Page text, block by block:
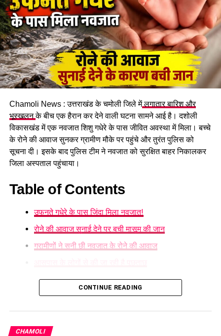
Chamoli News : उत्तराखंड के चमोली जिले मेंलगातार बारिश और
भूस्खलनके बीच एक हैरान कर देने वाली घटना सामने आई है। दशोली
विकासखंड में एक नवजात शिशु गधेरे के पास जीवित अवस्था में मिला। बच्चे
के रोने की आवाज सुनकर ग्रामीण मौके पर पहुंचे और तुरंत पुलिस को
सूचना दी। इसके बाद पुलिस टीम ने नवजात को सुरक्षित बाहर निकालकर
जिला अस्पताल पहुंचाया।
Table of Contents
उफनते गधेरे के पास जिंदा मिला नवजात!
रोने की आवाज सुनाई देने पर बची मासूम की जान
ग्रामीणों ने सुनी छी नवजात के रोने की आवाज
उफनते गधेरे के पास जिंदा मिला नवजात!
पीछा करते हुए ग्रामीण जब मौके पर पहुंचे तो वहां एक नवजात शिशु
CONTINUE READING
CHAMOLI